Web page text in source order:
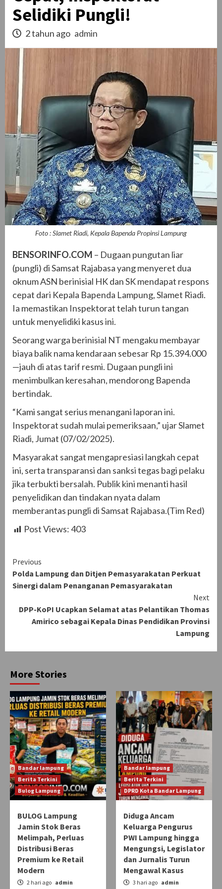
Selidiki Pungli!
2 tahun ago admin
Foto : Slamet Riadi, Kepala Bapenda Propinsi Lampung
BENSORINFO.COM – Dugaan pungutan liar
(pungli) di Samsat Rajabasa yang menyeret dua
oknum ASN berinisial HK dan SK mendapat respons
cepat dari Kepala Bapenda Lampung, Slamet Riadi.
Ia memastikan Inspektorat telah turun tangan
untuk menyelidiki kasus ini.
Seorang warga berinisial NT mengaku membayar
biaya balik nama kendaraan sebesar Rp 15.394.000
—jauh di atas tarif resmi. Dugaan pungli ini
menimbulkan keresahan, mendorong Bapenda
bertindak.
“Kami sangat serius menangani laporan ini.
Inspektorat sudah mulai pemeriksaan,” ujar Slamet
Riadi, Jumat (07/02/2025).
Masyarakat sangat mengapresiasi langkah cepat
ini, serta transparansi dan sanksi tegas bagi pelaku
jika terbukti bersalah. Publik kini menanti hasil
penyelidikan dan tindakan nyata dalam
memberantas pungli di Samsat Rajabasa.(Tim Red)
Post Views:403
Continue
Reading
Previous
Polda Lampung dan Ditjen Pemasyarakatan Perkuat
Sinergi dalam Penanganan Pemasyarakatan
Next
DPP-KoPI Ucapkan Selamat atas Pelantikan Thomas
Amirico sebagai Kepala Dinas Pendidikan Provinsi
Lampung
More Stories
Bandar lampung
Berita Terkini
Bulog Lampung
BULOG Lampung
Jamin Stok Beras
Melimpah, Perluas
Distribusi Beras
Premium ke Retail
Modern
2 hari ago admin
Bandar lampung
Berita Terkini
DPRD Kota Bandar Lampung
Diduga Ancam
Keluarga Pengurus
PWI Lampung hingga
Mengungsi, Legislator
dan Jurnalis Turun
Mengawal Kasus
3 hari ago admin